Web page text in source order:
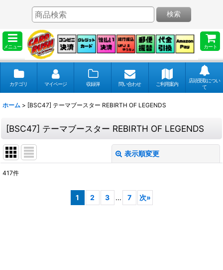
メニュー カート
検索
カテゴリ マイページ 収録弾 問い合わせ ご利用案内
店頭受取につい
て
ホーム > [BSC47] テーマブースター REBIRTH OF LEGENDS
[BSC47] テーマブースター REBIRTH OF LEGENDS
表示順変更
417件
1 2 3 ... 7 次»